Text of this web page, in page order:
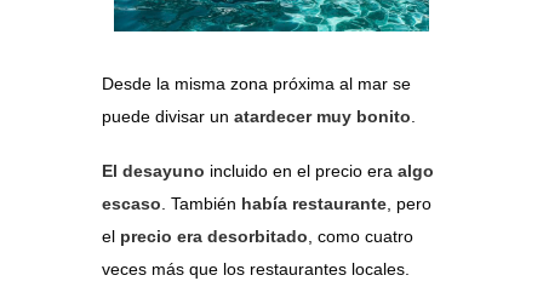
Desde la misma zona próxima al mar se
puede divisar un atardecer muy bonito.
El desayuno incluido en el precio era algo
escaso. También había restaurante, pero
el precio era desorbitado, como cuatro
veces más que los restaurantes locales.